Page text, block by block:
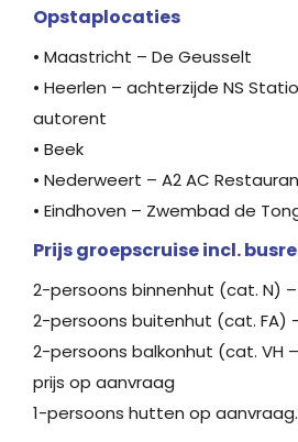
Opstaplocaties
• Maastricht – De Geusselt
• Heerlen – achterzijde NS
autorent
• Beek
• Nederweert – A2 AC
• Eindhoven – Zwembad de
Prijs groepscruise incl.
2-persoons binnenhut (cat. N)
2-persoons buitenhut (cat. FA)
2-persoons balkonhut (cat. VH
prijs op aanvraag
1-persoons hutten op aanvraag.